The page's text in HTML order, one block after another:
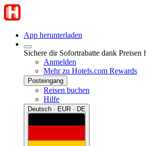
App herunterladen
Sichere dir Sofortrabatte dank
Anmelden
Mehr zu Hotels.com Rewards
Posteingang
Reisen buchen
Hilfe
Deutsch · EUR · DE